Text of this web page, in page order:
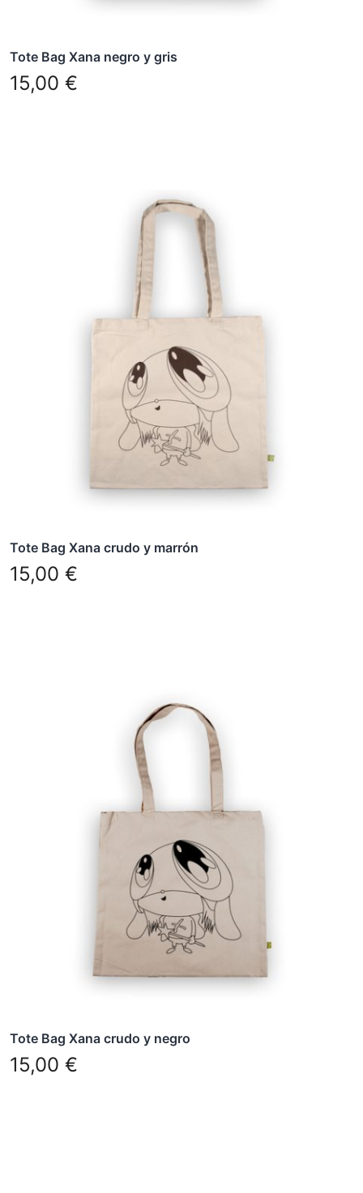
Tote Bag Xana negro y gris
15,00 €
Tote Bag Xana crudo y marrón
15,00 €
Tote Bag Xana crudo y negro
15,00 €